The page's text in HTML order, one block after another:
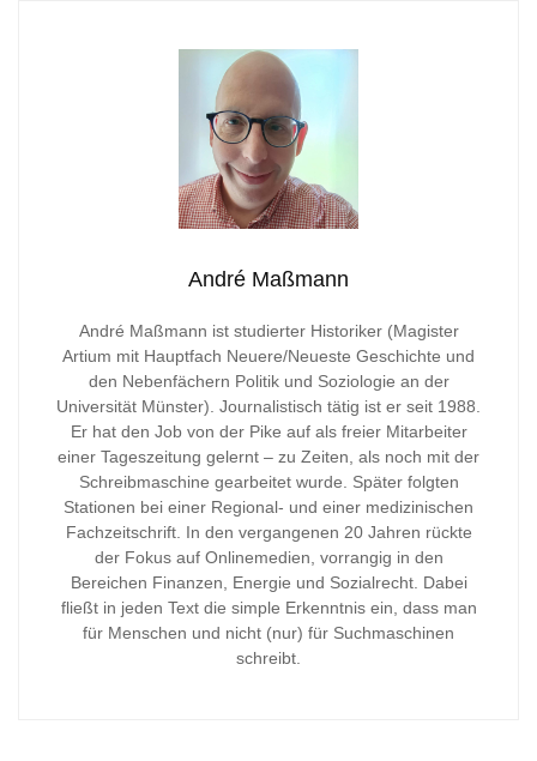
André Maßmann
André Maßmann ist studierter Historiker (Magister
Artium mit Hauptfach Neuere/Neueste Geschichte und
den Nebenfächern Politik und Soziologie an der
Universität Münster). Journalistisch tätig ist er seit 1988.
Er hat den Job von der Pike auf als freier Mitarbeiter
einer Tageszeitung gelernt – zu Zeiten, als noch mit der
Schreibmaschine gearbeitet wurde. Später folgten
Stationen bei einer Regional- und einer medizinischen
Fachzeitschrift. In den vergangenen 20 Jahren rückte
der Fokus auf Onlinemedien, vorrangig in den
Bereichen Finanzen, Energie und Sozialrecht. Dabei
fließt in jeden Text die simple Erkenntnis ein, dass man
für Menschen und nicht (nur) für Suchmaschinen
schreibt.